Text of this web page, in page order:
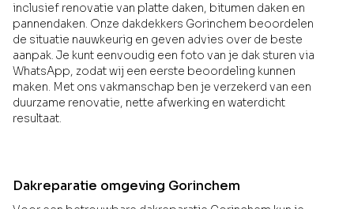
inclusief renovatie van platte daken, bitumen daken en
pannendaken. Onze dakdekkers Gorinchem beoordelen
de situatie nauwkeurig en geven advies over de beste
aanpak. Je kunt eenvoudig een foto van je dak sturen via
WhatsApp, zodat wij een eerste beoordeling kunnen
maken. Met ons vakmanschap ben je verzekerd van een
duurzame renovatie, nette afwerking en waterdicht
resultaat.
Dakreparatie omgeving Gorinchem